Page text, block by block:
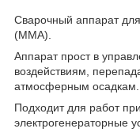
Сварочный аппарат
(ММА).
Аппарат прост в
воздействиям,
атмосферным осадкам.
Подходит для работ
электрогенераторные